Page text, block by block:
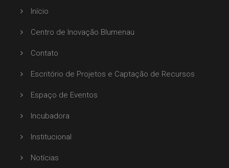
Início
Centro de Inovação Blumenau
Contato
Escritório de Projetos e Captação de Recursos
Espaço de Eventos
Incubadora
Institucional
Notícias